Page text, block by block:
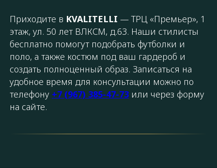
Приходите в KVALITELLI — ТРЦ «Премьер», 1
этаж, ул. 50 лет ВЛКСМ, д.63. Наши стилисты
бесплатно помогут подобрать футболки и
поло, а также костюм под ваш гардероб и
создать полноценный образ. Записаться на
удобное время для консультации можно по
телефону +7 (967) 385-47-73 или через форму
на сайте.